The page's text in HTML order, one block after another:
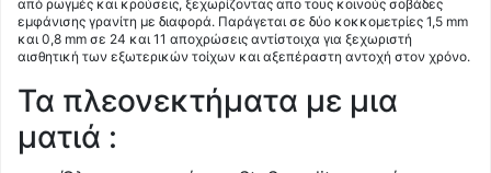
από ρωγμές και κρούσεις, ξεχωρίζοντας απο τους κοινούς σοβάδες
εμφάνισης γρανίτη με διαφορά. Παράγεται σε δύο κοκκομετρίες 1,5 mm
και 0,8 mm σε 24 και 11 αποχρώσεις αντίστοιχα για ξεχωριστή
αισθητική των εξωτερικών τοίχων και αξεπέραστη αντοχή στον χρόνο.
Τα πλεονεκτήματα με μια
ματιά :